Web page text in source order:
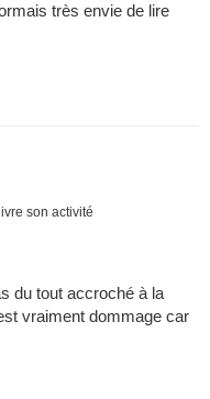
très envie de lire
son activité
du tout accroché à la
vraiment dommage car